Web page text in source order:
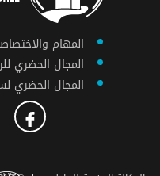
المهام
المجال الحضري
المجال الحضري